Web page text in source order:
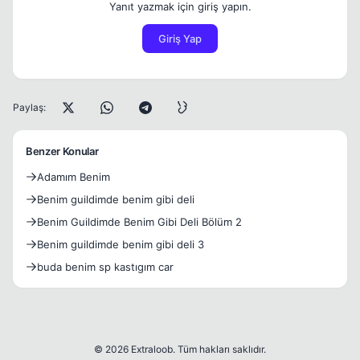
Yanıt yazmak için giriş yapın.
Giriş Yap
Paylaş:
Benzer Konular
Adamım Benim
Benim guildimde benim gibi deli
Benim Guildimde Benim Gibi Deli Bölüm 2
Benim guildimde benim gibi deli 3
buda benim sp kastıgım car
© 2026 Extraloob. Tüm hakları saklıdır.